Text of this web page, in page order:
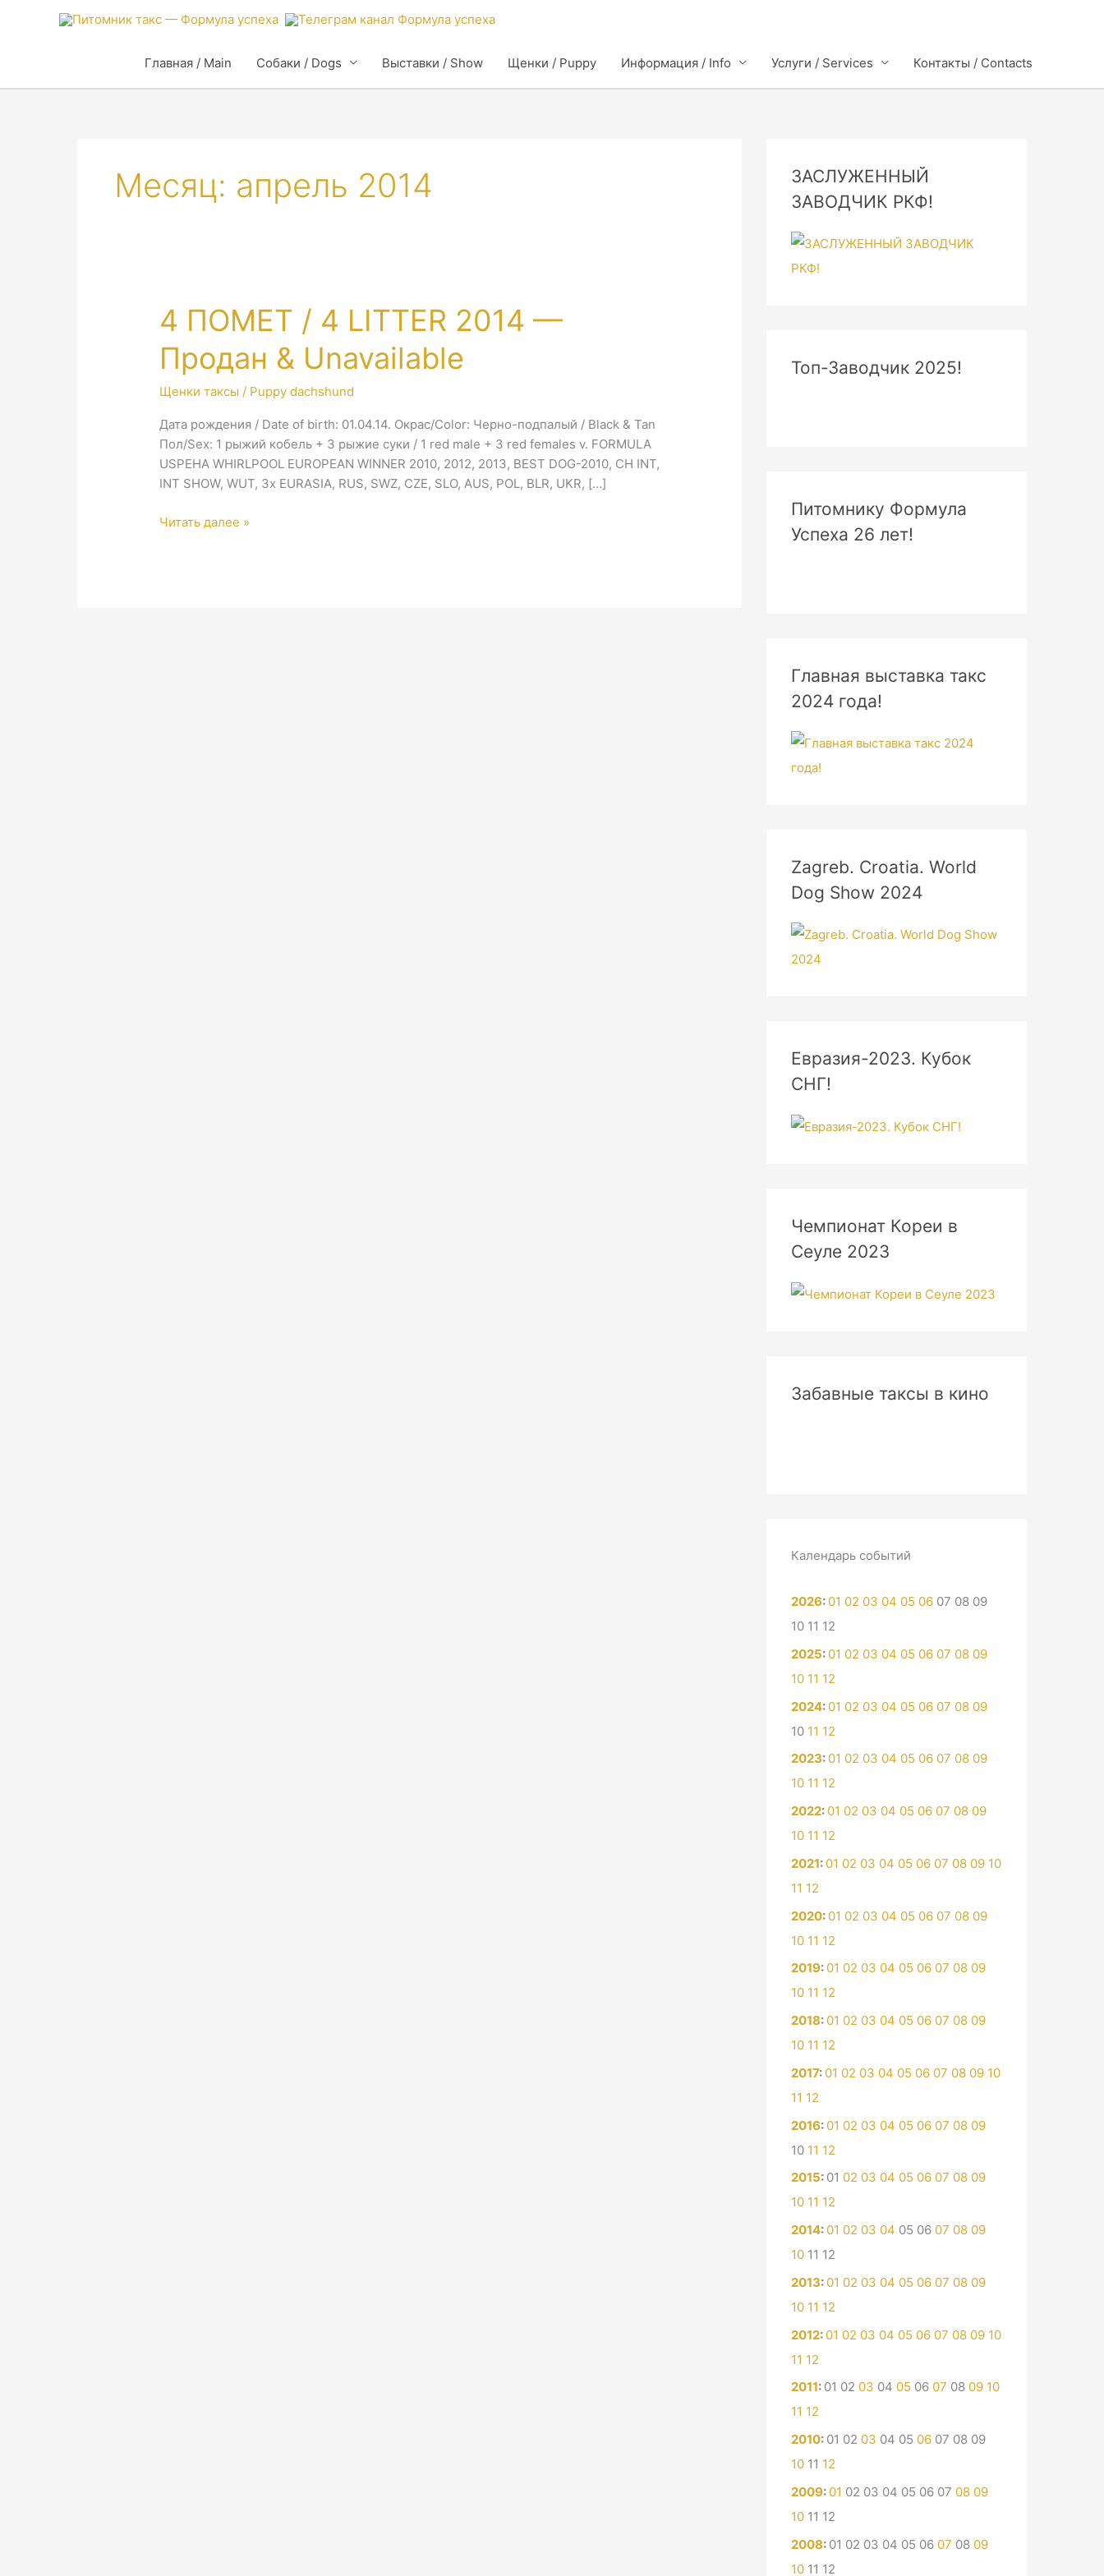
Главная / Main Собаки / Dogs Выставки / Show Щенки / Puppy Информация / Info Услуги / Services Контакты / Contacts
Месяц: апрель 2014
4 ПОМЕТ / 4 LITTER 2014 —
Продан & Unavailable
Щенки таксы / Puppy dachshund
Дата рождения / Date of birth: 01.04.14. Окрас/Color: Черно-подпалый / Black & Tan
Пол/Sex: 1 рыжий кобель + 3 рыжие суки / 1 red male + 3 red females v. FORMULA
USPEHA WHIRLPOOL EUROPEAN WINNER 2010, 2012, 2013, BEST DOG-2010, CH INT,
INT SHOW, WUT, 3x EURASIA, RUS, SWZ, CZE, SLO, AUS, POL, BLR, UKR, […]
4
Читать далее »
ЗАСЛУЖЕННЫЙ
ЗАВОДЧИК РКФ!
Топ-Заводчик 2025!
Питомнику Формула
Успеха 26 лет!
Главная выставка такс
2024 года!
Zagreb. Croatia. World
Dog Show 2024
Евразия-2023. Кубок
СНГ!
Чемпионат Кореи в
Сеуле 2023
Забавные таксы в кино
Календарь событий
2026: 01 02 03 04 05 06 07 08 09
10 11 12
2025: 01 02 03 04 05 06 07 08 09
10 11 12
2024: 01 02 03 04 05 06 07 08 09
10 11 12
2023: 01 02 03 04 05 06 07 08 09
10 11 12
2022: 01 02 03 04 05 06 07 08 09
10 11 12
2021: 01 02 03 04 05 06 07 08 09 10
11 12
2020: 01 02 03 04 05 06 07 08 09
10 11 12
2019: 01 02 03 04 05 06 07 08 09
10 11 12
2018: 01 02 03 04 05 06 07 08 09
10 11 12
2017: 01 02 03 04 05 06 07 08 09 10
11 12
2016: 01 02 03 04 05 06 07 08 09
10 11 12
2015: 01 02 03 04 05 06 07 08 09
10 11 12
2014: 01 02 03 04 05 06 07 08 09
10 11 12
2013: 01 02 03 04 05 06 07 08 09
10 11 12
2012: 01 02 03 04 05 06 07 08 09 10
11 12
2011: 01 02 03 04 05 06 07 08 09 10
11 12
2010: 01 02 03 04 05 06 07 08 09
10 11 12
2009: 01 02 03 04 05 06 07 08 09
10 11 12
2008: 01 02 03 04 05 06 07 08 09
10 11 12